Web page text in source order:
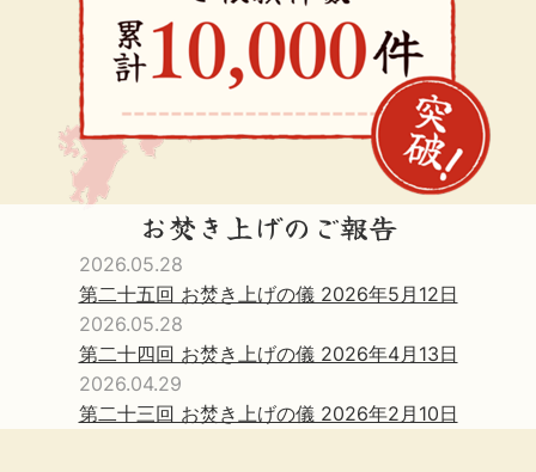
お焚き上げのご報告
2026.05.28
第二十五回 お焚き上げの儀 2026年5月12日
2026.05.28
第二十四回 お焚き上げの儀 2026年4月13日
2026.04.29
第二十三回 お焚き上げの儀 2026年2月10日